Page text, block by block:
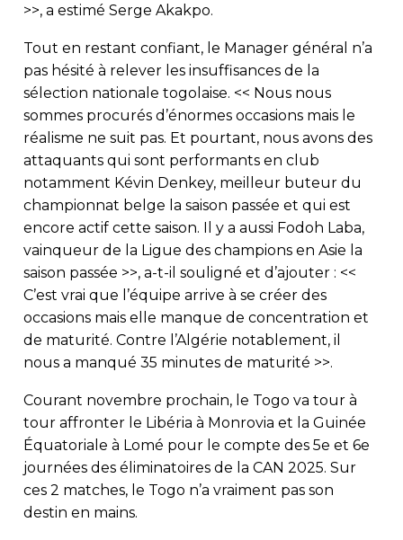
>>, a estimé Serge Akakpo.
Tout en restant confiant, le Manager général n’a
pas hésité à relever les insuffisances de la
sélection nationale togolaise. << Nous nous
sommes procurés d’énormes occasions mais le
réalisme ne suit pas. Et pourtant, nous avons des
attaquants qui sont performants en club
notamment Kévin Denkey, meilleur buteur du
championnat belge la saison passée et qui est
encore actif cette saison. Il y a aussi Fodoh Laba,
vainqueur de la Ligue des champions en Asie la
saison passée >>, a-t-il souligné et d’ajouter : <<
C’est vrai que l’équipe arrive à se créer des
occasions mais elle manque de concentration et
de maturité. Contre l’Algérie notablement, il
nous a manqué 35 minutes de maturité >>.
Courant novembre prochain, le Togo va tour à
tour affronter le Libéria à Monrovia et la Guinée
Équatoriale à Lomé pour le compte des 5e et 6e
journées des éliminatoires de la CAN 2025. Sur
ces 2 matches, le Togo n’a vraiment pas son
destin en mains.